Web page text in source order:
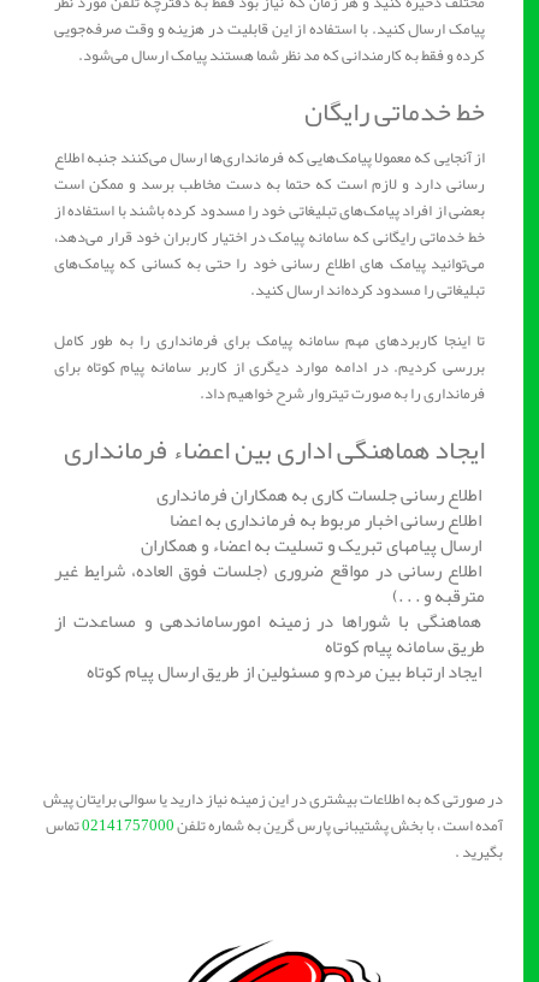
پیامک ارسال کنید. با استفاده از این قابلیت در هزینه و وقت صرفه‌جویی
کرده و فقط به کارمندانی که مد نظر شما هستند پیامک ارسال می‌شود.
خط خدماتی رایگان
از آنجایی که معمولا پیامک‌هایی که فرمانداری‌ها ارسال می‌کنند جنبه اطلاع
رسانی دارد و لازم است که حتما به دست مخاطب برسد و ممکن است
بعضی از افراد پیامک‌های تبلیغاتی خود را مسدود کرده‌ باشند با استفاده از
خط خدماتی رایگانی که سامانه پیامک در اختیار کاربران خود قرار می‌دهد،
می‌توانید پیامک های اطلاع رسانی خود را حتی به کسانی که پیامک‌های
تبلیغاتی را مسدود کرده‌اند ارسال کنید.
تا اینجا کاربردهای مهم سامانه پیامک برای فرمانداری را به طور کامل
بررسی کردیم. در ادامه موارد دیگری از کاربر سامانه پیام کوتاه برای
فرمانداری را به صورت تیتروار شرح خواهیم داد.
ایجاد هماهنگی اداری بین اعضاء فرمانداری
اطلاع رسانی جلسات کاری به همکاران فرمانداری
اطلاع رسانی اخبار مربوط به فرمانداری به اعضا
ارسال پیامهای تبریک و تسلیت به اعضاء و همکاران
اطلاع رسانی در مواقع ضروری (جلسات فوق العاده، شرایط غیر
مترقبه و . . .)
هماهنگی با شوراها در زمینه امورساماندهی و مساعدت از
طریق سامانه پیام کوتاه
ایجاد ارتباط بین مردم و مسئولین از طریق ارسال پیام کوتاه
در صورتی که به اطلاعات بیشتری در این زمینه نیاز دارید یا سوالی برایتان پیش
آمده است ، با بخش پشتیبانی پارس گرین به شماره تلفن02141757000تماس
بگیرید .